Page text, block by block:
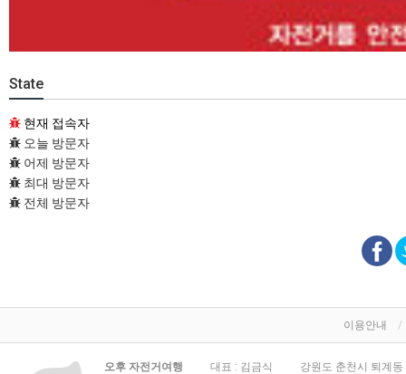
State
현재 접속자
오늘 방문자
어제 방문자
최대 방문자
전체 방문자
이용안내
오후 자전거여행 대표 : 김금식
강원도 춘천시 퇴계